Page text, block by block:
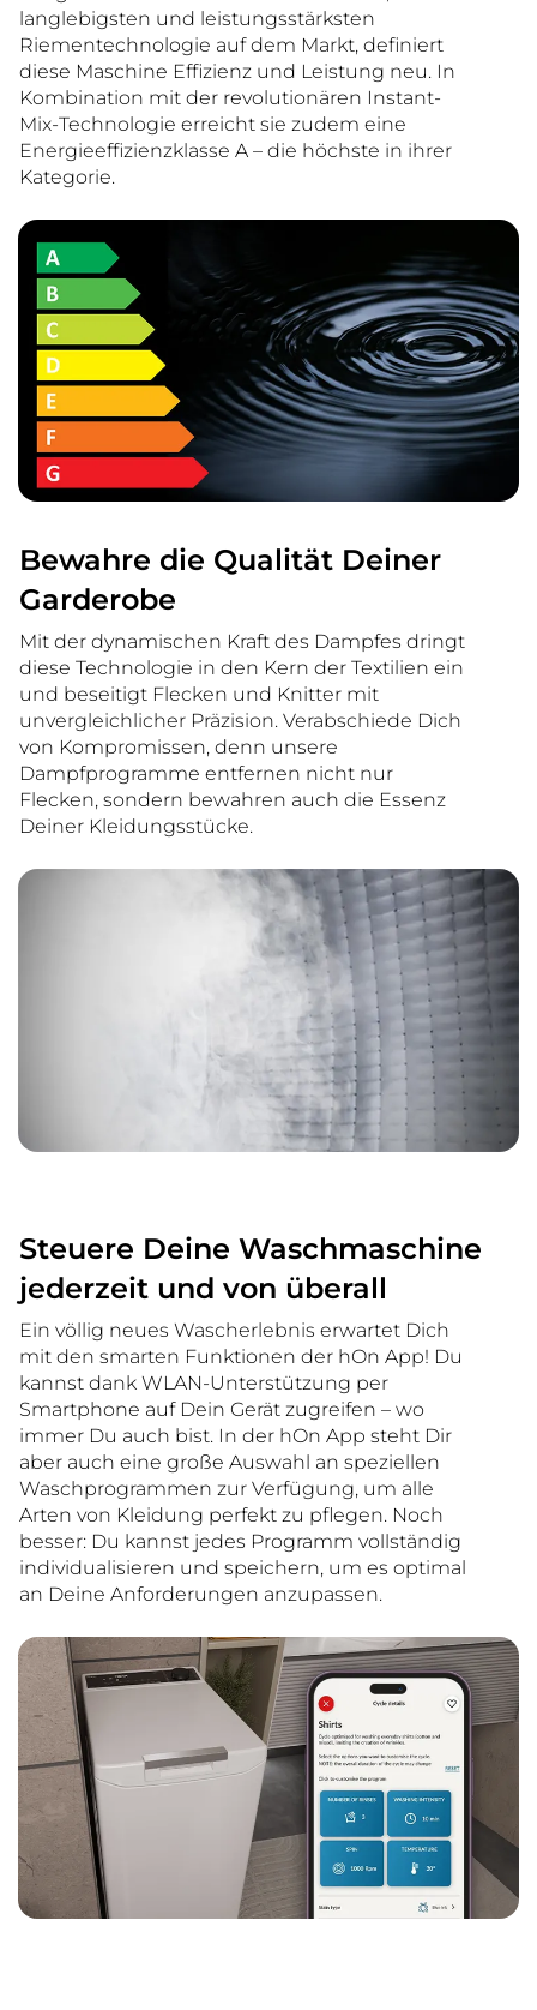
langlebigsten und leistungsstärksten
Riementechnologie auf dem Markt, definiert
diese Maschine Effizienz und Leistung neu. In
Kombination mit der revolutionären Instant-
Mix-Technologie erreicht sie zudem eine
Energieeffizienzklasse A – die höchste in ihrer
Kategorie.
Bewahre die Qualität Deiner
Garderobe
Mit der dynamischen Kraft des Dampfes dringt
diese Technologie in den Kern der Textilien ein
und beseitigt Flecken und Knitter mit
unvergleichlicher Präzision. Verabschiede Dich
von Kompromissen, denn unsere
Dampfprogramme entfernen nicht nur
Flecken, sondern bewahren auch die Essenz
Deiner Kleidungsstücke.
Steuere Deine Waschmaschine
jederzeit und von überall
Ein völlig neues Wascherlebnis erwartet Dich
mit den smarten Funktionen der hOn App! Du
kannst dank WLAN-Unterstützung per
Smartphone auf Dein Gerät zugreifen – wo
immer Du auch bist. In der hOn App steht Dir
aber auch eine große Auswahl an speziellen
Waschprogrammen zur Verfügung, um alle
Arten von Kleidung perfekt zu pflegen. Noch
besser: Du kannst jedes Programm vollständig
individualisieren und speichern, um es optimal
an Deine Anforderungen anzupassen.